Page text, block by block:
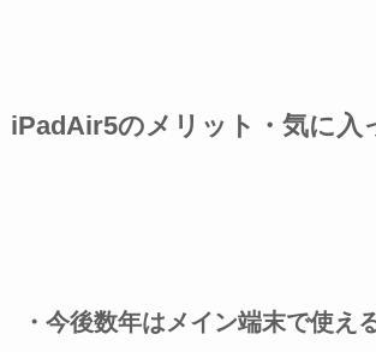
iPadAir5のメリット・気に入
・今後数年はメイン端末で使え